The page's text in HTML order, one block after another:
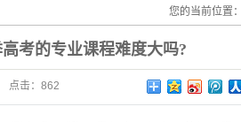
您的当前位置：
考的专业课程难度大吗?
点击： 862